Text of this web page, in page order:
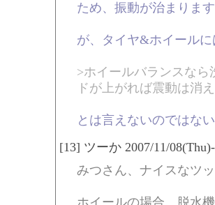
ため、振動が治まりま
が、タイヤ&ホイール
>ホイールバランスな
ドが上がれば震動は消
とは言えないのではな
[13] ツーか 2007/11/
みつさん、ナイスなツ